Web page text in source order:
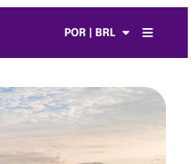
POR | BRL